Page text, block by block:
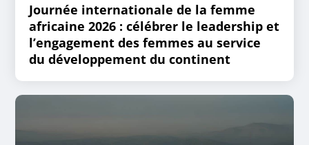
Journée internationale de la femme
africaine 2026 : célébrer le leadership et
l’engagement des femmes au service
du développement du continent